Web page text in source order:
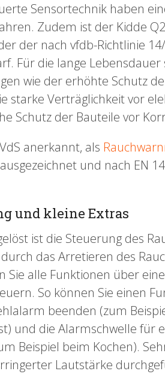
Sensortechnik haben
Zudem ist der Kidde
der nach vfdb-Richtlinie
Für die lange
wie der erhöhte Schutz
starke Verträglichkeit vor
Schutz der Bauteile vor
anerkannt, als
ausgezeichnet und nach EN
und kleine Extras
ist die Steuerung des
das Arretieren des
Sie alle Funktionen über
So können Sie einen
beenden (zum
und die Alarmschwelle für
Beispiel beim Kochen).
Lautstärke